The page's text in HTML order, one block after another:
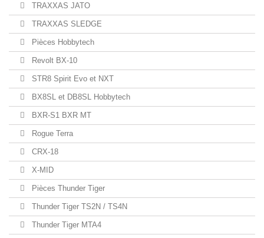
TRAXXAS JATO
TRAXXAS SLEDGE
Pièces Hobbytech
Revolt BX-10
STR8 Spirit Evo et NXT
BX8SL et DB8SL Hobbytech
BXR-S1 BXR MT
Rogue Terra
CRX-18
X-MID
Pièces Thunder Tiger
Thunder Tiger TS2N / TS4N
Thunder Tiger MTA4